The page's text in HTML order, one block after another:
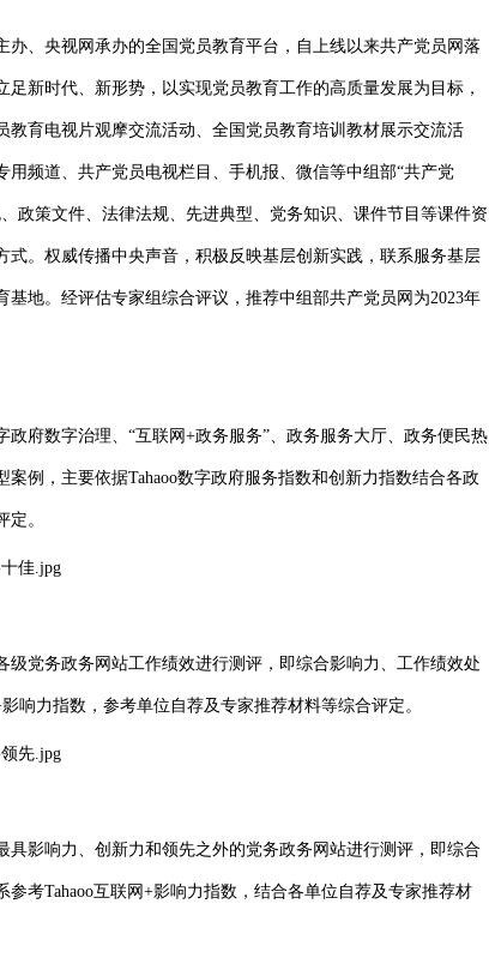
、央视网承办的全国党员教育平台，自上线以来共产党员网落
新时代、新形势，以实现党员教育工作的高质量发展为目标，
育电视片观摩交流活动、全国党员教育培训教材展示交流活
频道、共产党员电视栏目、手机报、微信等中组部“共产党
政策文件、法律法规、先进典型、党务知识、课件节目等课件资
。权威传播中央声音，积极反映基层创新实践，联系服务基层
地。经评估专家组综合评议，推荐中组部共产党员网为2023年
府数字治理、“互联网+政务服务”、政务服务大厅、政务便民热
例，主要依据Tahaoo数字政府服务指数和创新力指数结合各政
。
党务政务网站工作绩效进行测评，即综合影响力、工作绩效处
响力指数，参考单位自荐及专家推荐材料等综合评定。
影响力、创新力和领先之外的党务政务网站进行测评，即综合
考Tahaoo互联网+影响力指数，结合各单位自荐及专家推荐材